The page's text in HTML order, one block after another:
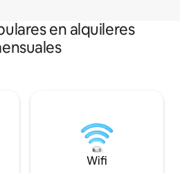
en alquileres
Wifi